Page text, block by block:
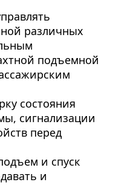
различных
подъемной
состояния
сигнализации
перед
и спуск
и